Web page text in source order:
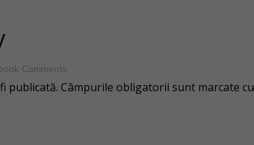
Comments
publicată. Câmpurile obligatorii sunt marcate cu